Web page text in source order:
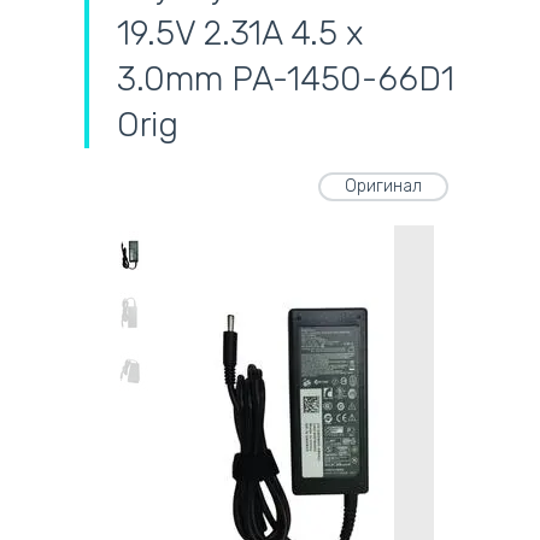
19.5V 2.31A 4.5 x
3.0mm PA-1450-66D1
Orig
Оригинал